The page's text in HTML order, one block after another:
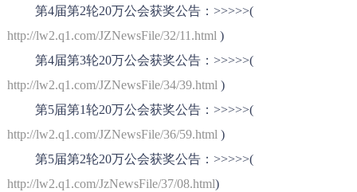
第4届第2轮20万公会获奖公告： >>>>>(
http://lw2.q1.com/JZNewsFile/32/11.html )
第4届第3轮20万公会获奖公告： >>>>>(
http://lw2.q1.com/JZNewsFile/34/39.html )
第5届第1轮20万公会获奖公告： >>>>>(
http://lw2.q1.com/JZNewsFile/36/59.html )
第5届第2轮20万公会获奖公告：>>>>>(
http://lw2.q1.com/JzNewsFile/37/08.html)